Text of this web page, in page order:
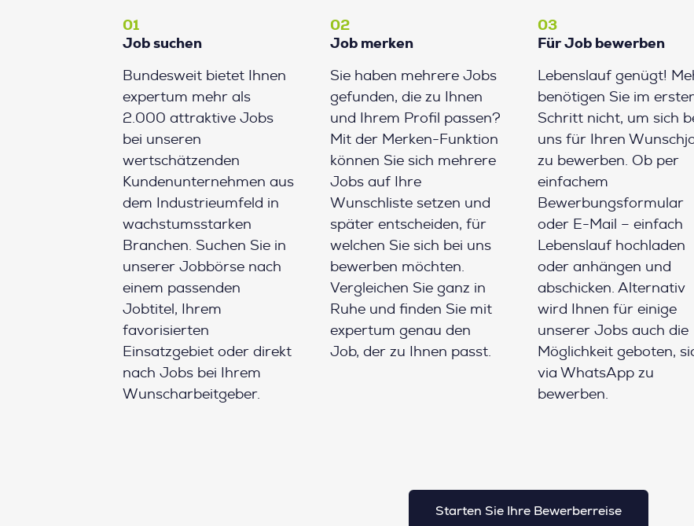
01
Job suchen
Bundesweit bietet Ihnen
expertum mehr als
2.000 attraktive Jobs
bei unseren
wertschätzenden
Kundenunternehmen aus
dem Industrieumfeld in
wachstumsstarken
Branchen. Suchen Sie in
unserer Jobbörse nach
einem passenden
Jobtitel, Ihrem
favorisierten
Einsatzgebiet oder direkt
nach Jobs bei Ihrem
Wunscharbeitgeber.
02
Job merken
Sie haben mehrere Jobs
gefunden, die zu Ihnen
und Ihrem Profil passen?
Mit der Merken-Funktion
können Sie sich mehrere
Jobs auf Ihre
Wunschliste setzen und
später entscheiden, für
welchen Sie sich bei uns
bewerben möchten.
Vergleichen Sie ganz in
Ruhe und finden Sie mit
expertum genau den
Job, der zu Ihnen passt.
03
Für Job bewerben
Lebenslauf genügt!
benötigen Sie im
Schritt nicht, um sich
uns für Ihren
zu bewerben. Ob per
einfachem
Bewerbungsformular
oder E-Mail – einfach
Lebenslauf hochladen
oder anhängen und
abschicken. Alternativ
wird Ihnen für einige
unserer Jobs auch die
Möglichkeit geboten,
via WhatsApp zu
bewerben.
Starten Sie Ihre Bewerberreise